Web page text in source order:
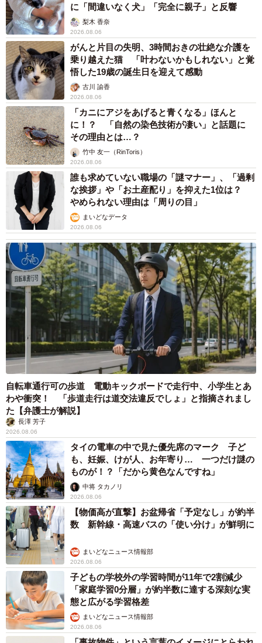
に「間違いなく犬」「完全に親子」と反響
梨木 香奈
2026.08.06
がんと片目の失明、3時間おきの壮絶な介護を
乗り越えた猫 「叶わないかもしれない」と覚
悟した19歳の誕生日を迎えて感動
古川 諭香
2026.08.06
「カニにアジをあげると青くなる」ほんと
に！？ 「自然の染色技術が凄い」と話題に
その理由とは…？
竹中 友一（RinToris）
2026.08.06
誰も求めていない職場の「謎マナー」、「過剰
な挨拶」や「お土産配り」を抑えた1位は？
やめられない理由は「周りの目」
まいどなデータ
2026.08.06
自転車通行可の歩道 電動キックボードで走行中、小学生とあ
わや衝突！ 「歩道走行は道交法違反でしょ」と指摘されまし
た【弁護士が解説】
長澤 芳子
2026.08.06
タイの電車の中で見た優先席のマーク 子ど
も、妊娠、けが人、お年寄り… 一つだけ謎の
ものが！？「だから黄色なんですね」
中将 タカノリ
2026.08.06
【物価高が直撃】お盆帰省「予定なし」が約半
数 新幹線・高速バスの「使い分け」が鮮明に
まいどなニュース情報部
2026.08.06
子どもの学校外の学習時間が11年で2割減少
「家庭学習0分層」が約半数に達する深刻な実
態と広がる学習格差
まいどなニュース情報部
2026.08.06